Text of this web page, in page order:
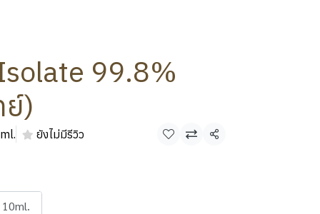
99.8%
)
ยังไม่มีรีวิว แชร์